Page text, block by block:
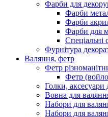
Фарби для
Фарби
Фарби
Фарби для
Спеціальні
Фурнітура
Валяння, фетр
Фетр
Фетр
Голки, аксесуари
Вовна для
Набори для
Набори для